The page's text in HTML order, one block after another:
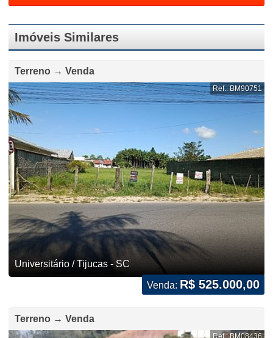
Imóveis Similares
Terreno → Venda
Ref.: BM90751
Universitário / Tijucas - SC
Venda: R$ 525.000,00
Terreno → Venda